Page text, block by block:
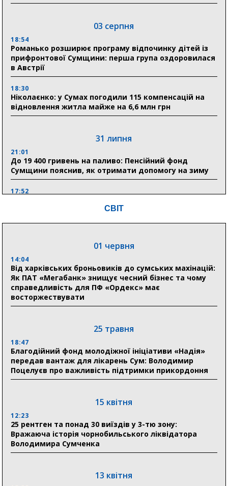
03 серпня
18:54
Романько розширює програму відпочинку дітей із
прифронтової Сумщини: перша група оздоровилася
в Австрії
18:30
Ніколаєнко: у Сумах погодили 115 компенсацій на
відновлення житла майже на 6,6 млн грн
31 липня
21:01
До 19 400 гривень на паливо: Пенсійний фонд
Сумщини пояснив, як отримати допомогу на зиму
17:52
Пенсійному фонді Сумщини пояснили, що робити
Артем Кобзар вручив родинам 20 полеглих Героїв
відзнаки «Почесного громадянина міста Суми»
30 липня
18:33
Олексій Романько долучився до обговорення Плану
стійкості Сумщини з Прем’єр-міністром
18:11
отримали 12 потужних станцій для Пунктів обігріву
29 липня
18:13
Лікарня Святого Пантелеймона отримала нову
СВІТ
01 червня
14:04
Від харківських броньовиків до сумських махінацій:
Як ПАТ «Мегабанк» знищує чесний бізнес та чому
справедливість для ПФ «Ордекс» має
восторжествувати
25 травня
18:47
Благодійний фонд молодіжної ініціативи «Надія»
передав вантаж для лікарень Сум: Володимир
Поцелуєв про важливість підтримки прикордоння
15 квітня
12:23
25 рентген та понад 30 виїздів у 3-тю зону:
Вражаюча історія чорнобильського ліквідатора
Володимира Сумченка
13 квітня